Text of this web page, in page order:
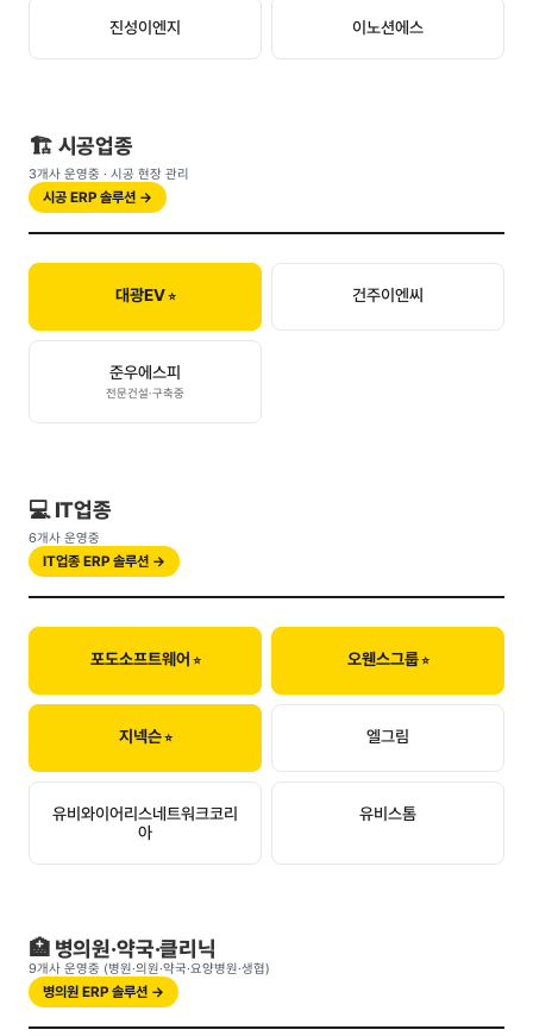
진성이엔지 이노션에스
🏗️ 시공업종
3개사 운영중 · 시공 현장 관리
시공 ERP 솔루션 →
대광EV 건주이엔씨
준우에스피
전문건설·구축중
💻 IT업종
6개사 운영중
IT업종 ERP 솔루션 →
포도소프트웨어 오웬스그룹
지넥슨 엘그림
유비와이어리스네트워크코리
아
유비스톰
🏥 병의원·약국·클리닉
9개사 운영중 (병원·의원·약국·요양병원·생협)
병의원 ERP 솔루션 →